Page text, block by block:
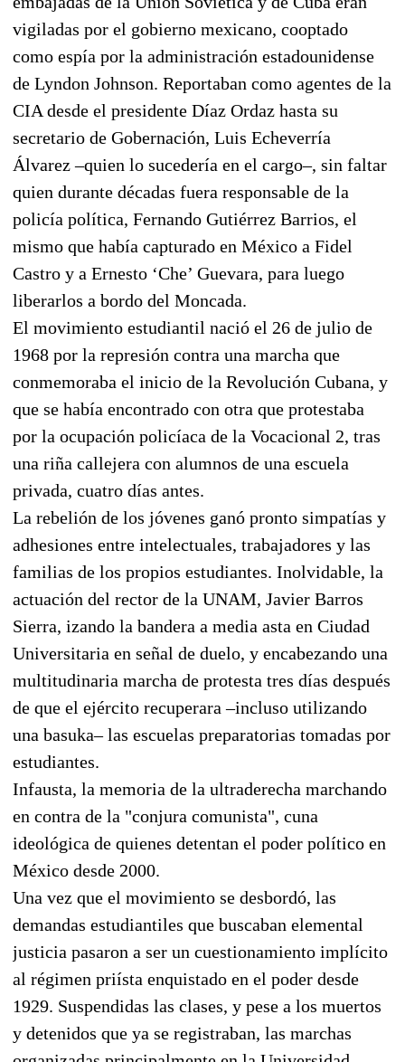
vigiladas por el gobierno mexicano, cooptado
como espía por la administración estadounidense
de Lyndon Johnson. Reportaban como agentes de la
CIA desde el presidente Díaz Ordaz hasta su
secretario de Gobernación, Luis Echeverría
Álvarez –quien lo sucedería en el cargo–, sin faltar
quien durante décadas fuera responsable de la
policía política, Fernando Gutiérrez Barrios, el
mismo que había capturado en México a Fidel
Castro y a Ernesto ‘Che’ Guevara, para luego
liberarlos a bordo del Moncada.
El movimiento estudiantil nació el 26 de julio de
1968 por la represión contra una marcha que
conmemoraba el inicio de la Revolución Cubana, y
que se había encontrado con otra que protestaba
por la ocupación policíaca de la Vocacional 2, tras
una riña callejera con alumnos de una escuela
privada, cuatro días antes.
La rebelión de los jóvenes ganó pronto simpatías y
adhesiones entre intelectuales, trabajadores y las
familias de los propios estudiantes. Inolvidable, la
actuación del rector de la UNAM, Javier Barros
Sierra, izando la bandera a media asta en Ciudad
Universitaria en señal de duelo, y encabezando una
multitudinaria marcha de protesta tres días después
de que el ejército recuperara –incluso utilizando
una basuka– las escuelas preparatorias tomadas por
estudiantes.
Infausta, la memoria de la ultraderecha marchando
en contra de la "conjura comunista", cuna
ideológica de quienes detentan el poder político en
México desde 2000.
Una vez que el movimiento se desbordó, las
demandas estudiantiles que buscaban elemental
justicia pasaron a ser un cuestionamiento implícito
al régimen priísta enquistado en el poder desde
1929. Suspendidas las clases, y pese a los muertos
y detenidos que ya se registraban, las marchas